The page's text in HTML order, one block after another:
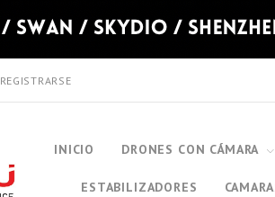
REGISTRARSE
INICIO DRONES CON CÁMARA
ESTABILIZADORES